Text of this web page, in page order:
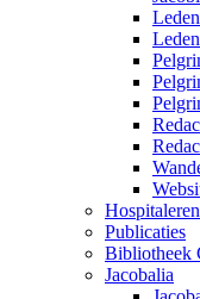
Hospitaleren
Publicaties
Bibliotheek
Jacobalia